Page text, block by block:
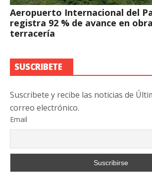
Aeropuerto Internacional del
registra 92 % de avance en
terracería
SUSCRIBETE
Suscribete y recibe las noticias de
correo electrónico.
Email